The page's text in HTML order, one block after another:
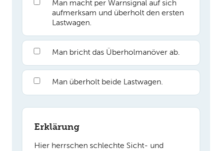
Man macht per Warnsignal auf sich
aufmerksam und überholt den ersten
Lastwagen.
Man bricht das Überholmanöver ab.
Man überholt beide Lastwagen.
Erklärung
Hier herrschen schlechte Sicht- und